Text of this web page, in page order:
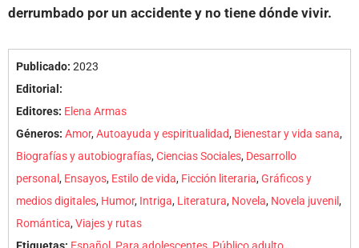
derrumbado por un accidente y no tiene dónde vivir.
Publicado: 2023
Editorial:
Editores: Elena Armas
Géneros: Amor,Autoayuda y espiritualidad, Bienestar y vida sana,
Biografías y autobiografías,Ciencias Sociales, Desarrollo
personal , Ensayos, Estilo de vida, Ficción literaria,Gráficos y
medios digitales, Humor, Intriga, Literatura, Novela, Novela juvenil,
Romántica,Viajes y rutas